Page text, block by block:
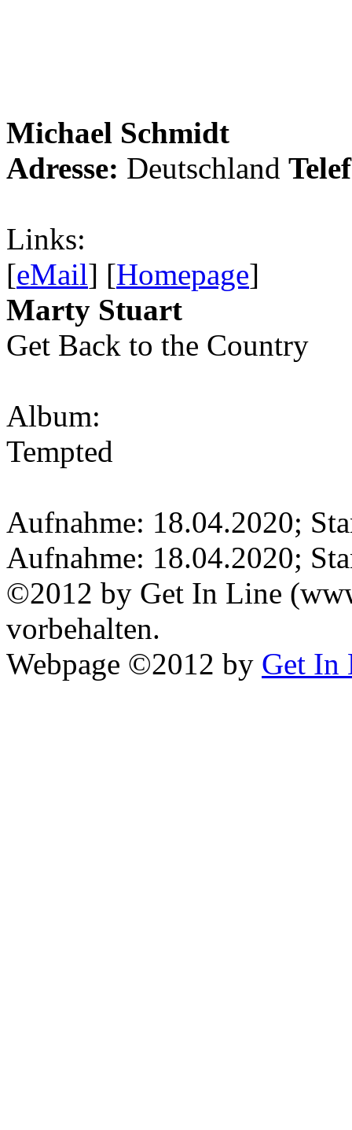
Michael Schmidt
Adresse: Deutschland
Links:
[eMail] [Homepage]
Marty Stuart
Get Back to the Country
Album:
Tempted
Aufnahme: 18.04.2020;
Aufnahme: 18.04.2020;
©2012 by Get In Line
vorbehalten.
Webpage ©2012 by Get In